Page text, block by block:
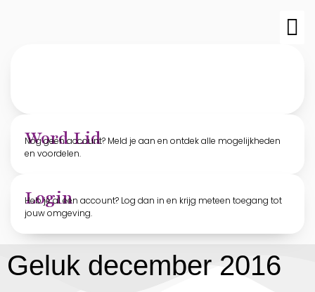
Word Lid
Nog geen account? Meld je aan en ontdek alle mogelijkheden
en voordelen.
Login
Heb je al een account? Log dan in en krijg meteen toegang tot
jouw omgeving.
Geluk december 2016